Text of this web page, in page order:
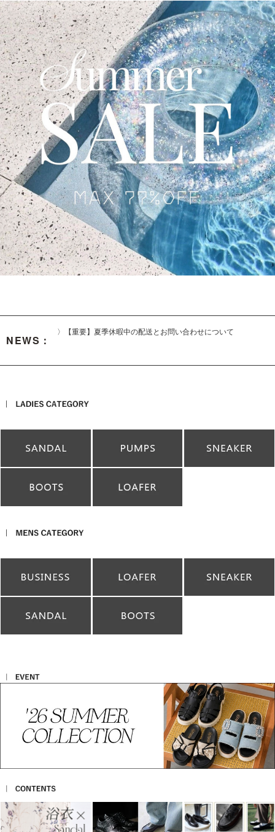
NEWS：
〉【重要】夏季休暇中の配送とお問い合わせについて